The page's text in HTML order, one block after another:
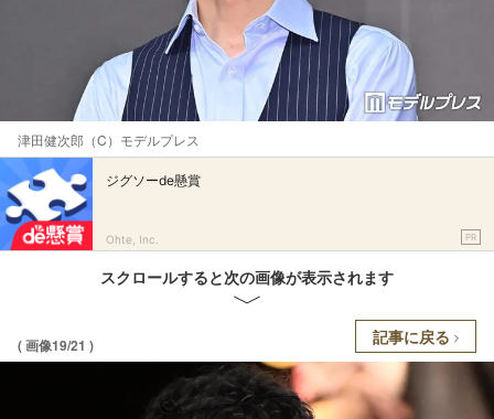
津田健次郎（C）モデルプレス
ジグソーde懸賞
Ohte, Inc. PR
スクロールすると次の画像が表示されます
( 画像19/21 ) 記事に戻る